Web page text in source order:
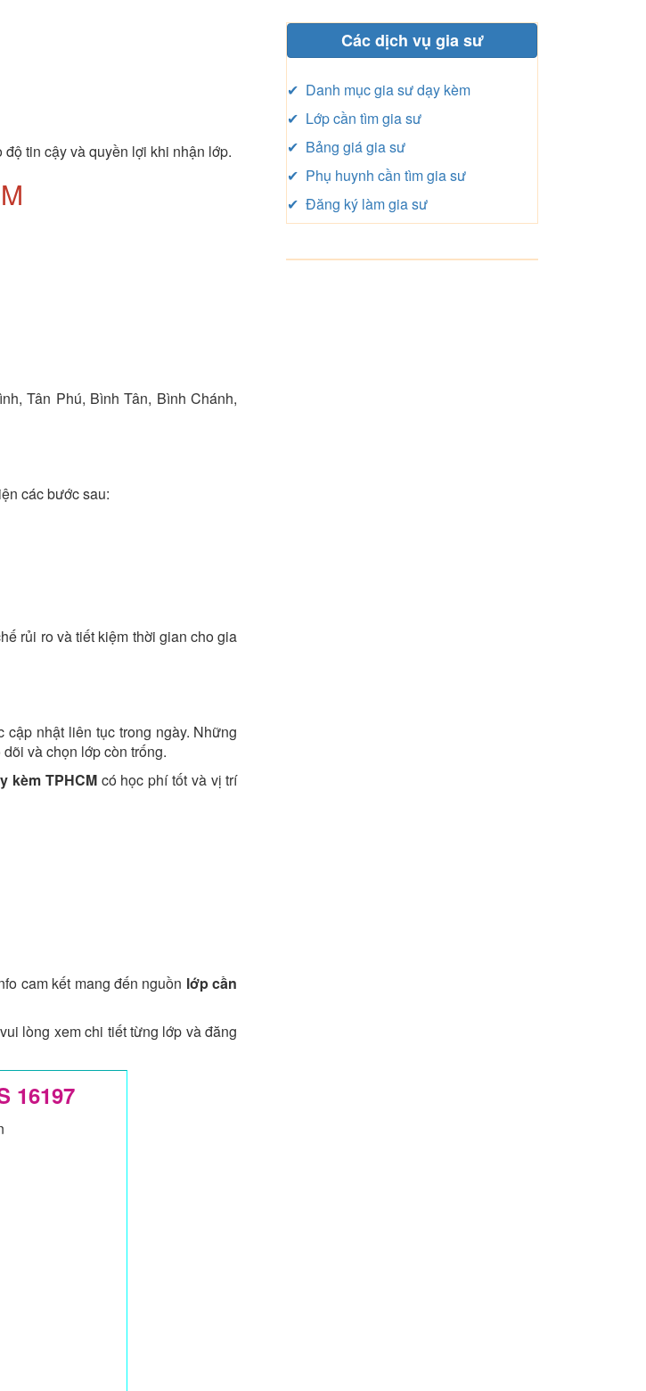
tin cậy và quyền lợi khi nhận lớp.
Tân Phú, Bình Tân, Bình Chánh,
các bước sau:
rủi ro và tiết kiệm thời gian cho gia
cập nhật liên tục trong ngày. Những
và chọn lớp còn trống.
kèm TPHCMcó học phí tốt và vị trí
cam kết mang đến nguồn lớp cần
lòng xem chi tiết từng lớp và đăng
16197
Các dịch vụ gia sư
✔ Danh mục gia sư dạy kèm
✔ Lớp cần tìm gia sư
✔ Bảng giá gia sư
✔ Phụ huynh cần tìm gia sư
✔ Đăng ký làm gia sư